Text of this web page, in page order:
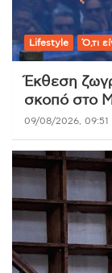
Lifestyle Ό,τι
Έκθεση
σκοπό στο
09/08/2026, 09:51